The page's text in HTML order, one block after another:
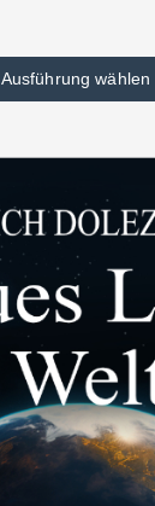
Ausführung wählen